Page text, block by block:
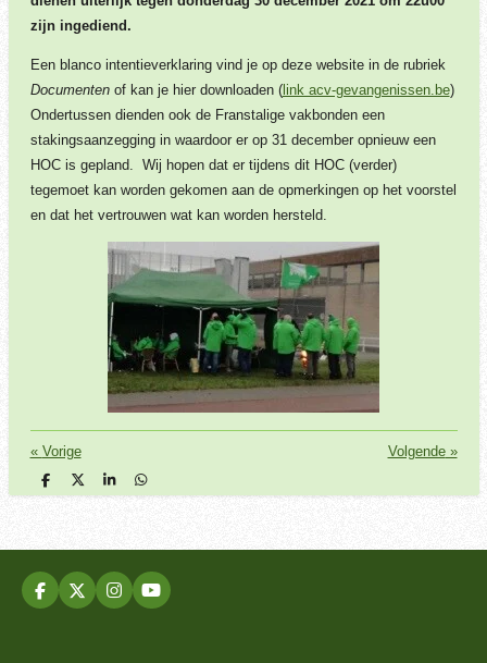
zijn ingediend.
Een blanco intentieverklaring vind je op deze website in de rubriek
Documenten of kan je hier downloaden (link acv-gevangenissen.be)
Ondertussen dienden ook de Franstalige vakbonden een
stakingsaanzegging in waardoor er op 31 december opnieuw een
HOC is gepland. Wij hopen dat er tijdens dit HOC (verder)
tegemoet kan worden gekomen aan de opmerkingen op het voorstel
en dat het vertrouwen wat kan worden hersteld.
« Vorige Volgende»
D
e
D
e
S
h
D
e
F
a
X
I
n
Y
o